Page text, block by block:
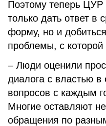
Поэтому теперь ЦУР
только дать ответ в
форму, но и
проблемы, с которой
– Люди оценили
диалога с властью в
вопросов с каждым
Многие оставляют
обращения по